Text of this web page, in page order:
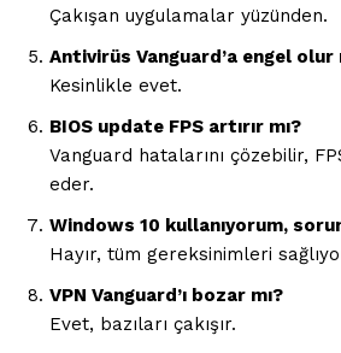
Çakışan uygulamalar yüzünden.
Antivirüs Vanguard’a engel olur
Kesinlikle evet.
BIOS update FPS artırır mı?
Vanguard hatalarını çözebilir,
eder.
Windows 10 kullanıyorum,
Hayır, tüm gereksinimleri
VPN Vanguard’ı bozar mı?
Evet, bazıları çakışır.